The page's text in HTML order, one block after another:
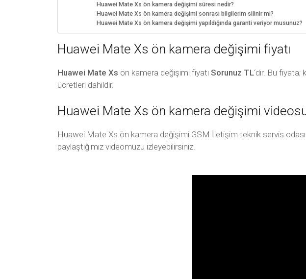
Huawei Mate Xs ön kamera değişimi süresi nedir?
Huawei Mate Xs ön kamera değişimi sonrası bilgilerim silinir mi?
Huawei Mate Xs ön kamera değişimi yapıldığında garanti veriyor musunuz?
Huawei Mate Xs ön kamera değişimi fiyatı
Huawei Mate Xs ön kamera değişimi fiyatı Sorunuz TL‘dir. Bu fiyata;
ücretleri dahildir.
Huawei Mate Xs ön kamera değişimi
Huawei Mate Xs ön kamera değişimi GSM İletişim teknik servis
paylaştığımız videomuzu izleyebilirsiniz.